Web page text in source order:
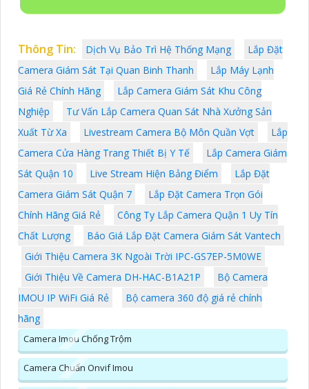
Thông Tin: Dịch Vụ Bảo Trì Hệ Thống Mạng
Lắp Đặt
Camera Giám Sát Tại Quan Binh Thanh
Lắp Máy Lạnh
Giá Rẻ Chính Hãng
Lắp Camera Giám Sát Khu Công
Nghiệp
Tư Vấn Lắp Camera Quan Sát Nhà Xưởng Sản
Xuất Từ Xa
Livestream Camera Bộ Môn Quần Vợt
Lắp
Camera Cửa Hàng Trang Thiết Bị Y Tế
Lắp Camera Giám
Sát Quận 10
Live Stream Hiện Bảng Điểm
Lắp Đặt
Camera Giám Sát Quận 7
Lắp Đặt Camera Trọn Gói
Chính Hãng Giá Rẻ
Công Ty Lắp Camera Quận 1 Uy Tín
Chất Lượng
Báo Giá Lắp Đặt Camera Giám Sát Vantech
Giới Thiệu Camera 3K Ngoài Trời IPC-GS7EP-5M0WE
Giới Thiệu Về Camera DH-HAC-B1A21P
Bộ Camera
IMOU IP WiFi Giá Rẻ
Bộ camera 360 độ giá rẻ chính
hãng
Camera Imou Chống Trộm
Camera Chuẩn Onvif Imou